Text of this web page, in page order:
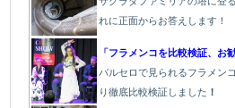
れに正面からお答えします！
「フラメンコを比較検証、お
バルセロで見られるフラメン
り徹底比較検証しました ！